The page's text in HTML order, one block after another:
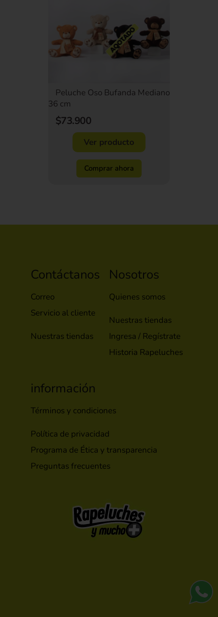
Peluche Oso Bufanda Mediano
36 cm
$73.900
Ver producto
Comprar ahora
Contáctanos
Correo
Servicio al cliente
Nuestras tiendas
Nosotros
Quienes somos
Nuestras tiendas
Ingresa / Regístrate
Historia Rapeluches
información
Términos y condiciones
Política de privacidad
Programa de Ética y transparencia
Preguntas frecuentes